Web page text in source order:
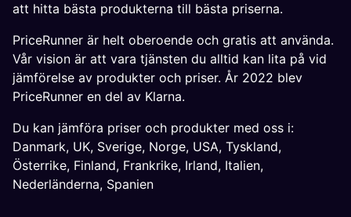
att hitta bästa produkterna till bästa priserna.
PriceRunner är helt oberoende och gratis att använda.
Vår vision är att vara tjänsten du alltid kan lita på vid
jämförelse av produkter och priser. År 2022 blev
PriceRunner en del av Klarna.
Du kan jämföra priser och produkter med oss i:
Danmark, UK, Sverige, Norge, USA, Tyskland,
Österrike, Finland, Frankrike, Irland, Italien,
Nederländerna, Spanien